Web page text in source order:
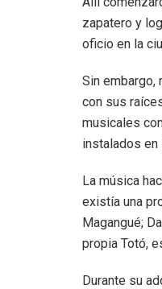
zapatero y
oficio en la
Sin embargo,
con sus
musicales
instalados en
La música
existía una
Magangué;
propia Totó,
Durante su